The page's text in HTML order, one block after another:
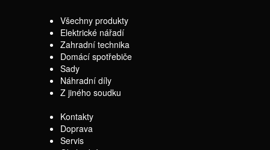
Všechny produkty
Elektrické nářadí
Zahradní technika
Domácí spotřebiče
Sady
Náhradní díly
Z jiného soudku
Kontakty
Doprava
Servis